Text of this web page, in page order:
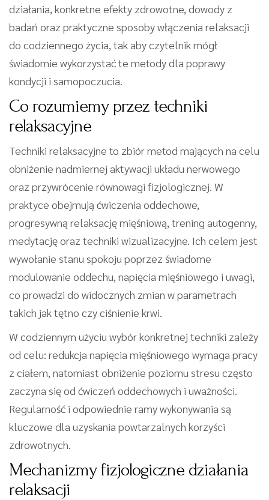
działania, konkretne efekty zdrowotne, dowody z
badań oraz praktyczne sposoby włączenia relaksacji
do codziennego życia, tak aby czytelnik mógł
świadomie wykorzystać te metody dla poprawy
kondycji i samopoczucia.
Co rozumiemy przez techniki
relaksacyjne
Techniki relaksacyjne to zbiór metod mających na celu
obniżenie nadmiernej aktywacji układu nerwowego
oraz przywrócenie równowagi fizjologicznej. W
praktyce obejmują ćwiczenia oddechowe,
progresywną relaksację mięśniową, trening autogenny,
medytację oraz techniki wizualizacyjne. Ich celem jest
wywołanie stanu spokoju poprzez świadome
modulowanie oddechu, napięcia mięśniowego i uwagi,
co prowadzi do widocznych zmian w parametrach
takich jak tętno czy ciśnienie krwi.
W codziennym użyciu wybór konkretnej techniki zależy
od celu: redukcja napięcia mięśniowego wymaga pracy
z ciałem, natomiast obniżenie poziomu stresu często
zaczyna się od ćwiczeń oddechowych i uważności.
Regularność i odpowiednie ramy wykonywania są
kluczowe dla uzyskania powtarzalnych korzyści
zdrowotnych.
Mechanizmy fizjologiczne działania
relaksacji